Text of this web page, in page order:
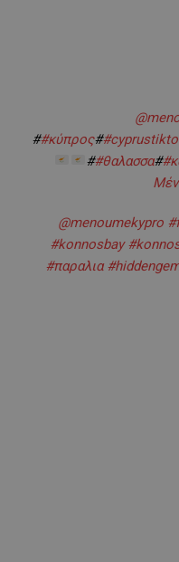
##κύπρος#
##θαλασσα#
@menoumekypro
#konnosbay
#παραλια